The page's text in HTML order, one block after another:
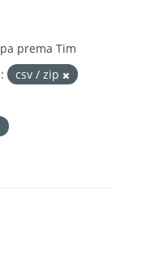
prema Tim
csv / zip